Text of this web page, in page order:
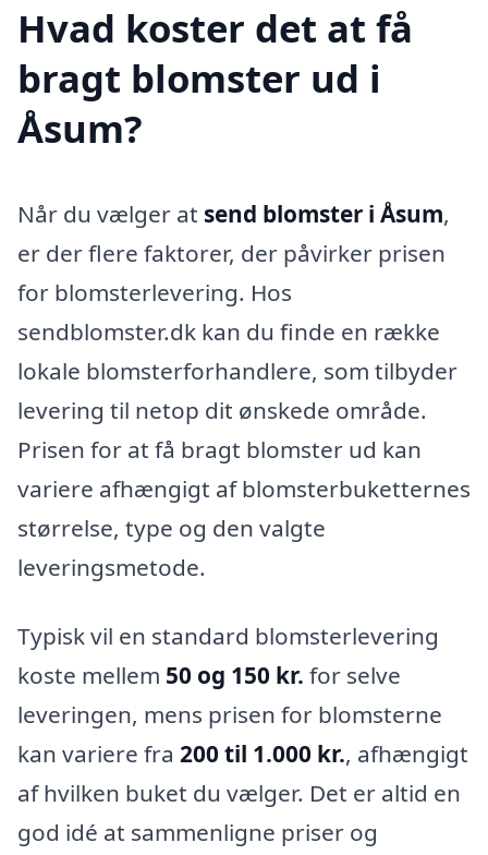
Hvad koster det at få
bragt blomster ud i
Åsum?
Når du vælger at send blomster i Åsum,
er der flere faktorer, der påvirker prisen
for blomsterlevering. Hos
sendblomster.dk kan du finde en række
lokale blomsterforhandlere, som tilbyder
levering til netop dit ønskede område.
Prisen for at få bragt blomster ud kan
variere afhængigt af blomsterbuketternes
størrelse, type og den valgte
leveringsmetode.
Typisk vil en standard blomsterlevering
koste mellem 50 og 150 kr. for selve
leveringen, mens prisen for blomsterne
kan variere fra 200 til 1.000 kr., afhængigt
af hvilken buket du vælger. Det er altid en
god idé at sammenligne priser og